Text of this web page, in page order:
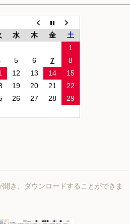
水 木 金
土
1
5 6 7
8
12 13 14
15
19 20 21
22
26 27 28
29
き、ダウンロードすることができま